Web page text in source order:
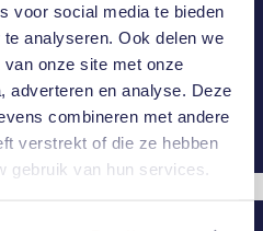
voor social media te bieden
analyseren. Ook delen we
onze site met onze
adverteren en analyse. Deze
combineren met andere
verstrekt of die ze hebben
gebruik van hun services.
in één van onze
Wij nemen zo spoedig mogelijk